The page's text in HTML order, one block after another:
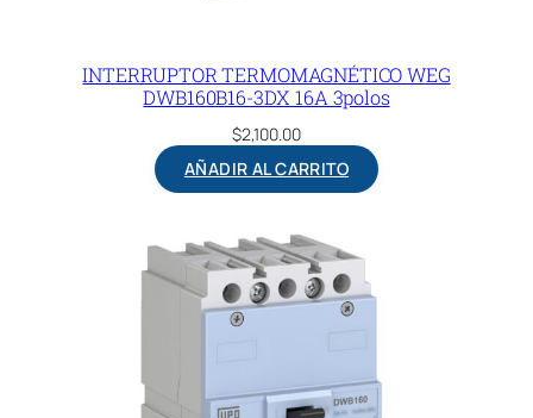
INTERRUPTOR TERMOMAGNÉTICO WEG
DWB160B16-3DX 16A 3polos
$2,100.00
AÑADIR AL CARRITO